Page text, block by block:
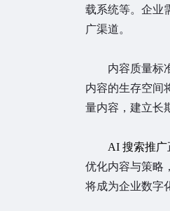
载系统等。企业
广渠道。
内容质量标
内容的生存空间
量内容，建立长
AI 搜索推广
优化内容与策略
将成为企业数字